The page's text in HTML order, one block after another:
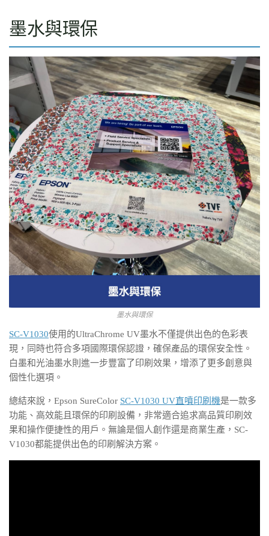
墨水與環保
墨水與環保
SC-V1030使用的UltraChrome UV墨水不僅提供出色的色彩表
現，同時也符合多項國際環保認證，確保產品的環保安全性。
白墨和光油墨水則進一步豐富了印刷效果，增添了更多創意與
個性化選項。
總結來說，Epson SureColor SC-V1030 UV直噴印刷機是一款多
功能、高效能且環保的印刷設備，非常適合追求高品質印刷效
果和操作便捷性的用戶。無論是個人創作還是商業生產，SC-
V1030都能提供出色的印刷解決方案。